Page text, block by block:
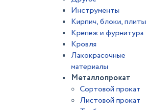
Инструменты
Кирпич, блоки, плиты
Крепеж и фурнитура
Кровля
Лакокрасочные
материалы
Металлопрокат
Сортовой прокат
Листовой прокат